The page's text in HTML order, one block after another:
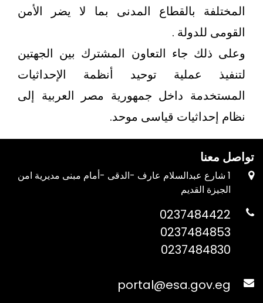
المختلفة بالقطاع المدنى بما لا يضر الأمن
القومى للدولة .
وعلى ذلك جاء التعاون المشترك بين الجهتين
لتنفيذ عملية توحيد أنظمة الإحداثيات
المستخدمة داخل جمهورية مصر العربية إلى
نظام إحداثيات قياسى موحد.
تواصل معنا
1 شارع عبدالسلام عارف -الدقى -أمام مبنى مديرية امن
الجيزة القديم
0237484422
0237484853
0237484830
portal@esa.gov.eg